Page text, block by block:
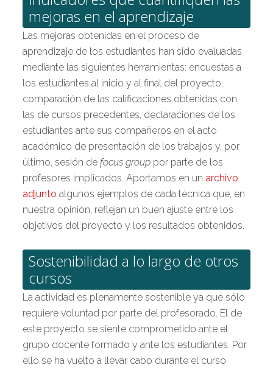
mejoras en el aprendizaje
Las mejoras obtenidas en el proceso de
aprendizaje de los estudiantes han sido evaluadas
mediante las siguientes herramientas: encuestas a
los estudiantes al inicio y al final del proyecto,
comparación de las calificaciones obtenidas con
las de cursos precedentes, declaraciones de los
estudiantes ante sus compañeros en el acto
académico de presentación de los trabajos y, por
último, sesión defocus group por parte de los
profesores implicados. Aportamos en un archivo
adjunto algunos ejemplos de cada técnica que, en
nuestra opinión, reflejan un buen ajuste entre los
objetivos del proyecto y los resultados obtenidos.
Sostenibilidad a lo largo de otros
cursos
La actividad es plenamente sostenible ya que sólo
requiere voluntad por parte del profesorado. El de
este proyecto se siente comprometido ante el
grupo docente formado y ante los estudiantes. Por
ello se ha vuelto a llevar cabo durante el curso